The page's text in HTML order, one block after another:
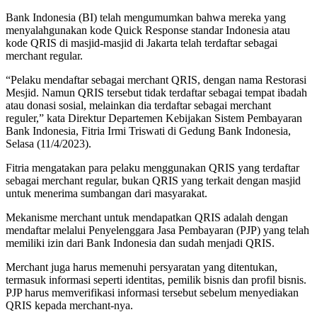
Bank Indonesia (BI) telah mengumumkan bahwa mereka yang
menyalahgunakan kode Quick Response standar Indonesia atau
kode QRIS di masjid-masjid di Jakarta telah terdaftar sebagai
merchant regular.
“Pelaku mendaftar sebagai merchant QRIS, dengan nama Restorasi
Mesjid. Namun QRIS tersebut tidak terdaftar sebagai tempat ibadah
atau donasi sosial, melainkan dia terdaftar sebagai merchant
reguler,” kata Direktur Departemen Kebijakan Sistem Pembayaran
Bank Indonesia, Fitria Irmi Triswati di Gedung Bank Indonesia,
Selasa (11/4/2023).
Fitria mengatakan para pelaku menggunakan QRIS yang terdaftar
sebagai merchant regular, bukan QRIS yang terkait dengan masjid
untuk menerima sumbangan dari masyarakat.
Mekanisme merchant untuk mendapatkan QRIS adalah dengan
mendaftar melalui Penyelenggara Jasa Pembayaran (PJP) yang telah
memiliki izin dari Bank Indonesia dan sudah menjadi QRIS.
Merchant juga harus memenuhi persyaratan yang ditentukan,
termasuk informasi seperti identitas, pemilik bisnis dan profil bisnis.
PJP harus memverifikasi informasi tersebut sebelum menyediakan
QRIS kepada merchant-nya.